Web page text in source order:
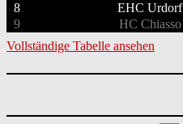
8
EHC Urdorf
9
HC Chiasso
Vollständige Tabelle ansehen